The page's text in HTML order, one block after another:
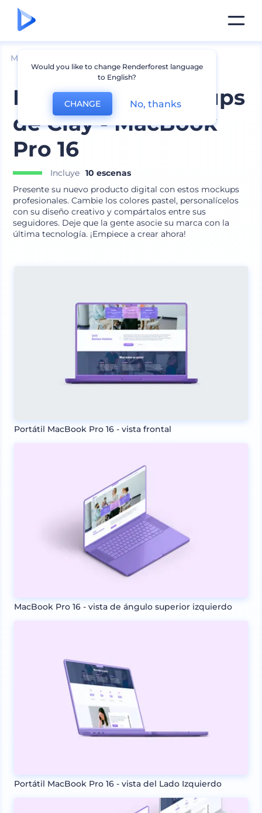
Mockups
Paquete de Mockups
de Clay - MacBook
Pro 16
Incluye 10 escenas
Presente su nuevo producto digital con estos mockups
profesionales. Cambie los colores pastel, personalícelos
con su diseño creativo y compártalos entre sus
seguidores. Deje que la gente asocie su marca con la
última tecnología. ¡Empiece a crear ahora!
Portátil MacBook Pro 16 - vista frontal
MacBook Pro 16 - vista de ángulo superior izquierdo
Portátil MacBook Pro 16 - vista del Lado Izquierdo
Would you like to change Renderforest language
to English?
CHANGE No, thanks